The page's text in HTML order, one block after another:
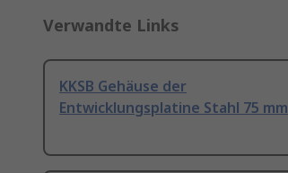
Verwandte Links
KKSB Gehäuse der
Entwicklungsplatine Stahl 75 mm